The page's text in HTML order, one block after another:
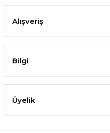
Alışveriş
Bilgi
Üyelik